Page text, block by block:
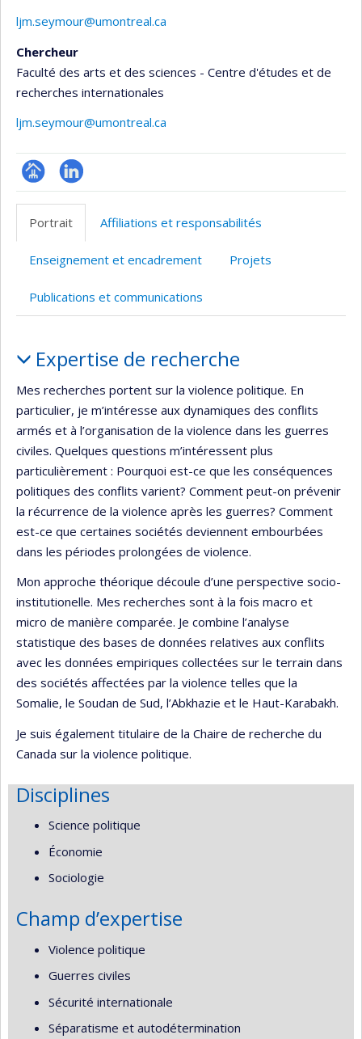
ljm.seymour@umontreal.ca
Chercheur
Faculté des arts et des sciences - Centre d'études et de
recherches internationales
ljm.seymour@umontreal.ca
Page LinkedIn
Portrait
Affiliations et responsabilités
Enseignement et encadrement Projets
Publications et communications
Expertise de recherche
Mes recherches portent sur la violence politique. En
particulier, je m’intéresse aux dynamiques des conflits
armés et à l’organisation de la violence dans les guerres
civiles. Quelques questions m’intéressent plus
particulièrement : Pourquoi est-ce que les conséquences
politiques des conflits varient? Comment peut-on prévenir
la récurrence de la violence après les guerres? Comment
est-ce que certaines sociétés deviennent embourbées
dans les périodes prolongées de violence.
Mon approche théorique découle d’une perspective socio-
institutionelle. Mes recherches sont à la fois macro et
micro de manière comparée. Je combine l’analyse
statistique des bases de données relatives aux conflits
avec les données empiriques collectées sur le terrain dans
des sociétés affectées par la violence telles que la
Somalie, le Soudan de Sud, l’Abkhazie et le Haut-Karabakh.
Je suis également titulaire de la Chaire de recherche du
Canada sur la violence politique.
Disciplines
Science politique
Économie
Sociologie
Champ d’expertise
Violence politique
Guerres civiles
Sécurité internationale
Séparatisme et autodétermination